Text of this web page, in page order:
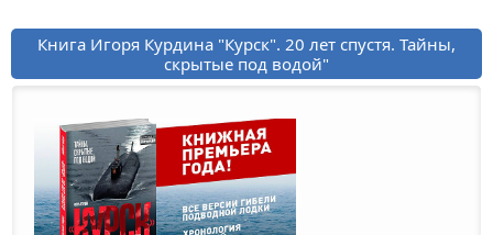
Книга Игоря Курдина "Курск". 20 лет спустя. Тайны,
скрытые под водой"